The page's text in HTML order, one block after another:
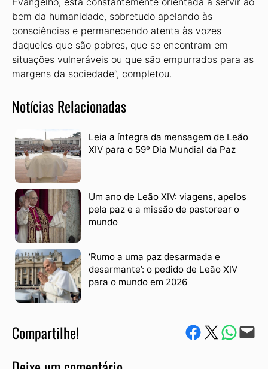
bem da humanidade, sobretudo apelando às
consciências e permanecendo atenta às vozes
daqueles que são pobres, que se encontram em
situações vulneráveis ou que são empurrados para as
margens da sociedade”, completou.
Notícias Relacionadas
Leia a íntegra da mensagem de Leão
XIV para o 59º Dia Mundial da Paz
Um ano de Leão XIV: viagens, apelos
pela paz e a missão de pastorear o
mundo
‘Rumo a uma paz desarmada e
desarmante’: o pedido de Leão XIV
para o mundo em 2026
Compartilhe! Compartilhe no Facebook
Compartilhe no Twitter
Compartile via
Envie via e-mail